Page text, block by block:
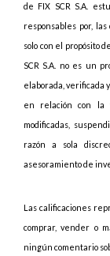
de FIX SCR S.A.
responsables por,
solo con el propósito
SCR S.A. no es un
elaborada, verificada
en relación con la
modificadas,
razón a sola
asesoramiento de
Las calificaciones
comprar, vender o
ningún comentario